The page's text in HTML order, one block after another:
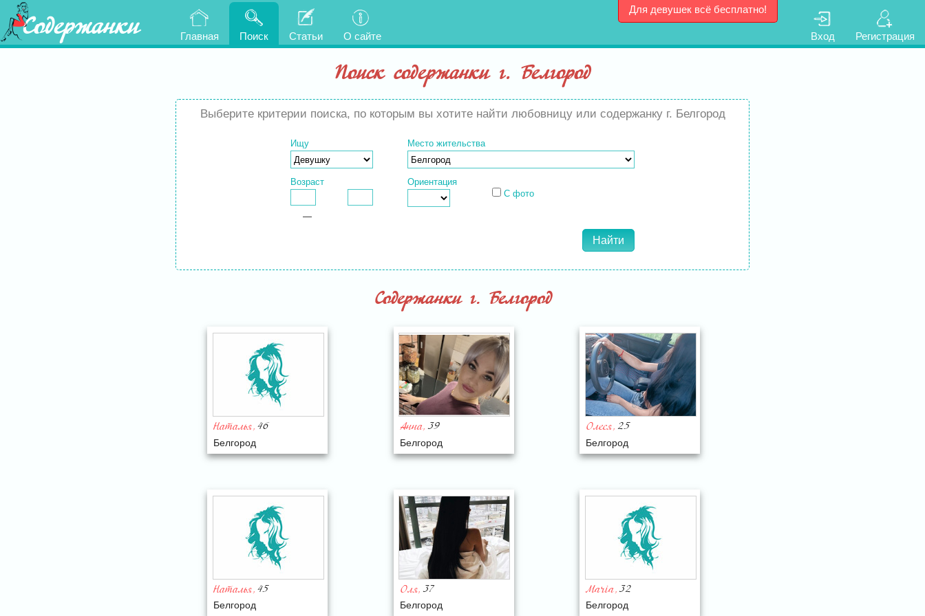
Содержанки Главная Поиск Статьи О сайте Вход Регистрация
Для девушек всё бесплатно!
Поиск содержанки г. Белгород
Выберите критерии поиска, по которым вы хотите найти любовницу или содержанку г. Белгород
Ищу Место жительства
Возраст
—
Ориентация
С фото
Содержанки г. Белгород
Наталья, 46
Белгород
Анна, 39
Белгород
Олеся, 25
Белгород
Наталья, 45
Белгород
Оля, 37
Белгород
Maria, 32
Белгород